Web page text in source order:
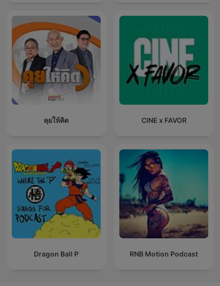
คุยให้คิด CINE x FAVOR
Dragon Ball P RNB Motion Podcast